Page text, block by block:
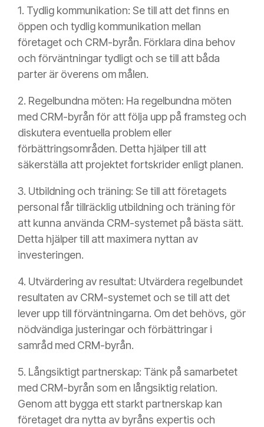
1. Tydlig kommunikation: Se till att det finns en
öppen och tydlig kommunikation mellan
företaget och CRM-byrån. Förklara dina behov
och förväntningar tydligt och se till att båda
parter är överens om målen.
2. Regelbundna möten: Ha regelbundna möten
med CRM-byrån för att följa upp på framsteg och
diskutera eventuella problem eller
förbättringsområden. Detta hjälper till att
säkerställa att projektet fortskrider enligt planen.
3. Utbildning och träning: Se till att företagets
personal får tillräcklig utbildning och träning för
att kunna använda CRM-systemet på bästa sätt.
Detta hjälper till att maximera nyttan av
investeringen.
4. Utvärdering av resultat: Utvärdera regelbundet
resultaten av CRM-systemet och se till att det
lever upp till förväntningarna. Om det behövs, gör
nödvändiga justeringar och förbättringar i
samråd med CRM-byrån.
5. Långsiktigt partnerskap: Tänk på samarbetet
med CRM-byrån som en långsiktig relation.
Genom att bygga ett starkt partnerskap kan
företaget dra nytta av byråns expertis och